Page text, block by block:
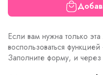
Если вам нужна только
воспользоваться
Заполните форму, и